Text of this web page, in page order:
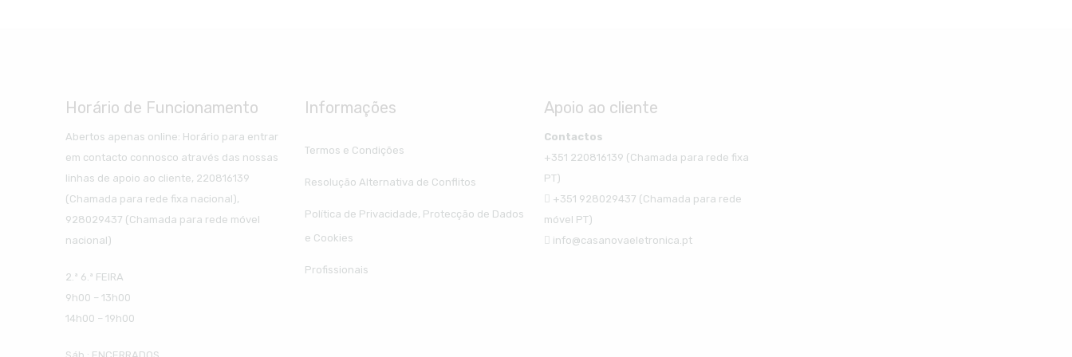
Horário de Funcionamento
Abertos apenas online: Horário para entrar
em contacto connosco através das nossas
linhas de apoio ao cliente, 220816139
(Chamada para rede fixa nacional),
928029437 (Chamada para rede móvel
nacional)
2.ª 6.ª FEIRA
9h00 – 13h00
14h00 – 19h00
Informações
Termos e Condições
Resolução Alternativa de Conflitos
Política de Privacidade, Protecção de Dados
e Cookies
Profissionais
Apoio ao cliente
Contactos
+351 220816139 (Chamada para rede fixa
PT)
+351 928029437 (Chamada para rede
móvel PT)
info@casanovaeletronica.pt